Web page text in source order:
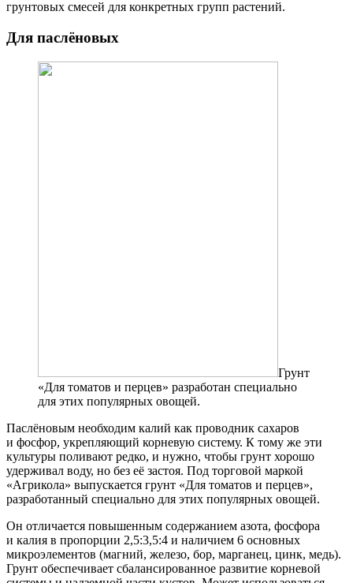
грунтовых смесей для конкретных групп растений.
Для паслёновых
Грунт
«Для томатов и перцев» разработан специально
для этих популярных овощей.
Паслёновым необходим калий как проводник сахаров
и фосфор, укрепляющий корневую систему. К тому же эти
культуры поливают редко, и нужно, чтобы грунт хорошо
удерживал воду, но без её застоя. Под торговой маркой
«Агрикола» выпускается грунт «Для томатов и перцев»,
разработанный специально для этих популярных овощей.
Он отличается повышенным содержанием азота, фосфора
и калия в пропорции 2,5:3,5:4 и наличием 6 основных
микроэлементов (магний, железо, бор, марганец, цинк, медь).
Грунт обеспечивает сбалансированное развитие корневой